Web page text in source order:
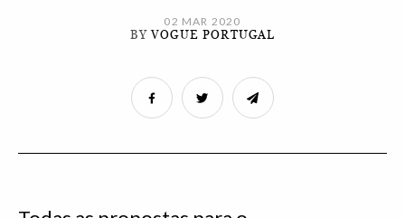
02 MAR 2020
BYVOGUE PORTUGAL